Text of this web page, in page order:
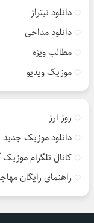
دانلود تیتراژ
دانلود مداحی
مطالب ویژه
موزیک ویدیو
روز ارز
دانلود موزیک جدید
کانال تلگرام
راهنمای رایگان